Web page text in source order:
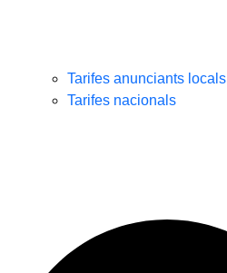
Tarifes anunciants locals
Tarifes nacionals